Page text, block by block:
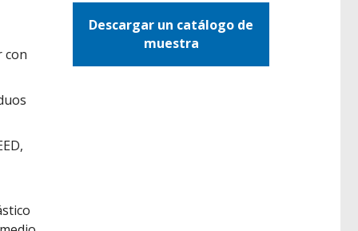
con
Descargar un catálogo de
muestra